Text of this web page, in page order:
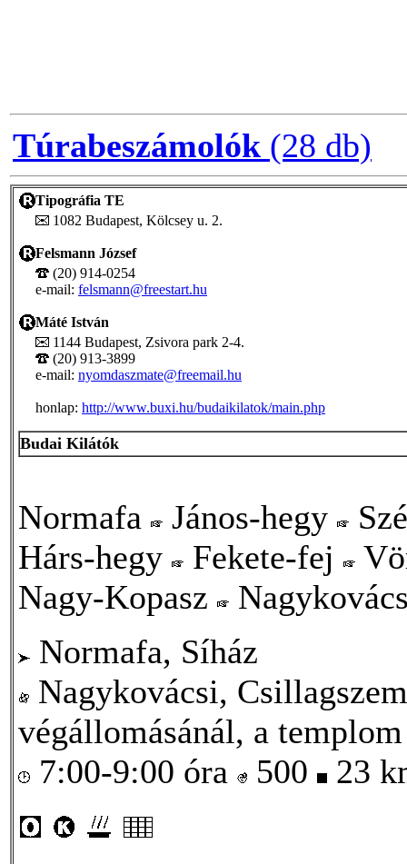
Túrabeszámolók (28 db)
Tipográfia TE
1082 Budapest, Kölcsey u. 2.
Felsmann József
(20) 914-0254
e-mail: felsmann@freestart.hu
Máté István
1144 Budapest, Zsivora park 2-4.
(20) 913-3899
e-mail: nyomdaszmate@freemail.hu
honlap: http://www.buxi.hu/budaikilatok/main.php
Budai Kilátók
Normafa János-hegy
Hárs-hegy
Fekete-fej
Nagy-Kopasz
Normafa, Síház
Nagykovácsi,
végállomásánál, a
7:00-9:00 óra
500 23